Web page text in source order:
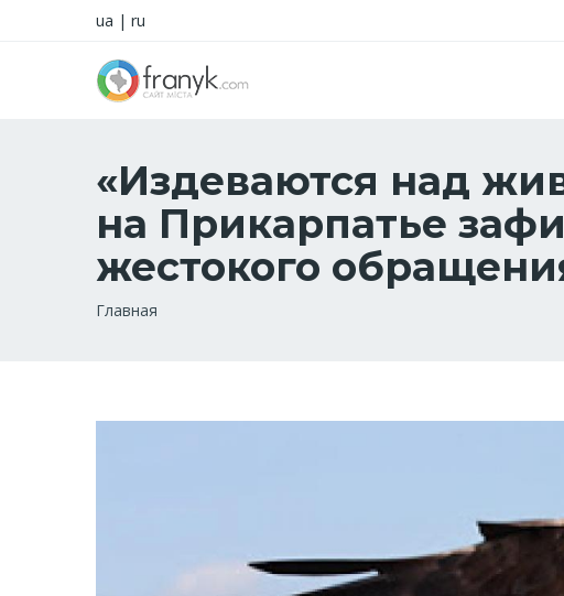
ua | ru
«Издеваются над
на Прикарпатье
жестокого
Строка
Главная